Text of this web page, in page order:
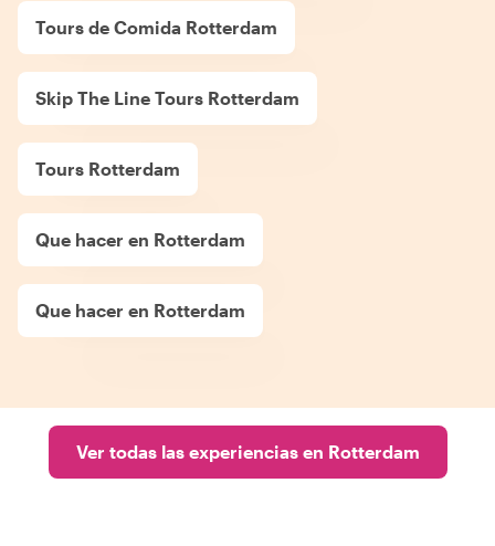
Tours de Comida Rotterdam
Skip The Line Tours Rotterdam
Tours Rotterdam
Que hacer en Rotterdam
Que hacer en Rotterdam
Ver todas las experiencias en Rotterdam